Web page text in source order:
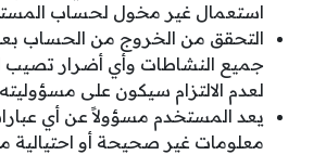
استعمال غير مخول لحساب
التحقق من الخروج من الحساب بعد
جميع النشاطات وأي أضرار تصيب
لعدم الالتزام سيكون على مسؤوليته
يعد المستخدم مسؤولاً عن أي
معلومات غير صحيحة أو احتيالية